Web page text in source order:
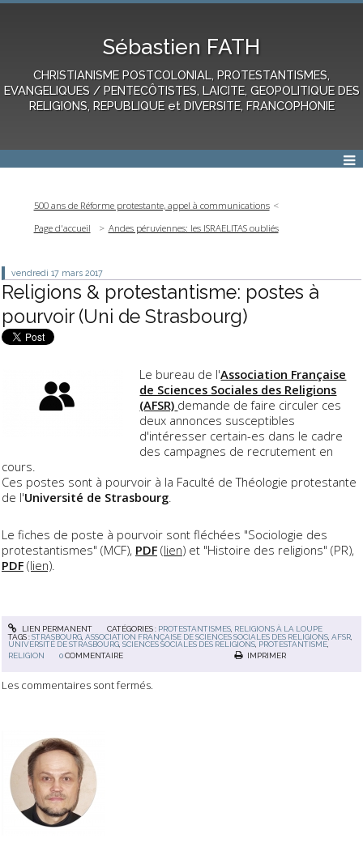
Sébastien FATH
CHRISTIANISME POSTCOLONIAL, PROTESTANTISMES,
EVANGELIQUES / PENTECÔTISTES, LAICITE, GEOPOLITIQUE DES
RELIGIONS, REPUBLIQUE et DIVERSITE, FRANCOPHONIE
500 ans de Réforme protestante, appel à communications
Page d'accueil
Andes péruviennes: les ISRAELITAS oubliés
vendredi 17 mars 2017
Religions & protestantisme: postes à
pourvoir (Uni de Strasbourg)
Le bureau de l'Association Française
de Sciences Sociales des Religions
(AFSR) demande de faire circuler ces
deux annonces susceptibles
d'intéresser certain-es dans le cadre
des campagnes de recrutement en
cours.
Ces postes sont à pourvoir à la Faculté de Théologie protestante
de l'Université de Strasbourg
Le fiches de poste à pourvoir sont fléchées "Sociologie des
protestantismes" (MCF), PDF (lien) et "Histoire des religions" (PR),
PDF (lien)
LIEN PERMANENT CATÉGORIES : PROTESTANTISMES, RELIGIONS À LA LOUPE
TAGS :STRASBOURG ,ASSOCIATION FRANÇAISE DE SCIENCES SOCIALES DES RELIGIONS ,AFSR
UNIVERSITÉ DE STRASBOURG ,SCIENCES SOCIALES DES RELIGIONS PROTESTANTISME
RELIGION
0 COMMENTAIRE IMPRIMER
Les commentaires sont fermés.